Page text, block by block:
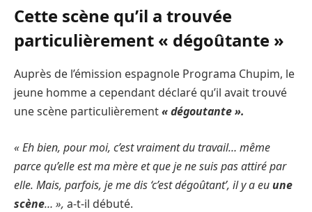
Cette scène qu’il a trouvée
particulièrement « dégoûtante »
Auprès de l’émission espagnole Programa Chupim, le
jeune homme a cependant déclaré qu’il avait trouvé
une scène particulièrement« dégoutante ».
« Eh bien, pour moi, c’est vraiment du travail… même
parce qu’elle est ma mère et que je ne suis pas attiré par
elle. Mais, parfois, je me dis ‘c’est dégoûtant’, il y a euune
scène… », a-t-il débuté.